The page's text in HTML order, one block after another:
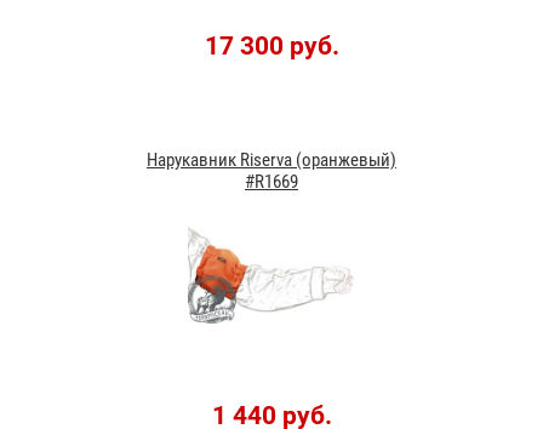
17 300 руб.
Нарукавник Riserva (оранжевый)
#R1669
1 440 руб.